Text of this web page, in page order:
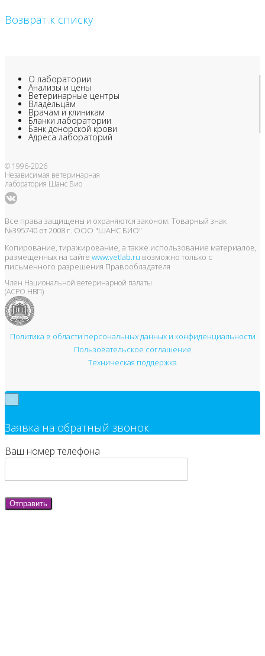
Возврат к списку
О лаборатории
Анализы и цены
Ветеринарные центры
Владельцам
Врачам и клиникам
Бланки лаборатории
Банк донорской крови
Адреса лабораторий
© 1996-2026
Независимая ветеринарная
лаборатория Шанс Био
Все права защищены и охраняются законом. Товарный знак
№395740 от 2008 г. ООО "ШАНС БИО"
Копирование, тиражирование, а также использование материалов,
размещенных на сайте www.vetlab.ru возможно только с
письменного разрешения Правообладателя
Член Национальной ветеринарной палаты
(АСРО НВП)
Политика в области персональных данных и конфиденциальности
Пользовательское соглашение
Техническая поддержка
Заявка на обратный звонок
Ваш номер телефона
Отправить